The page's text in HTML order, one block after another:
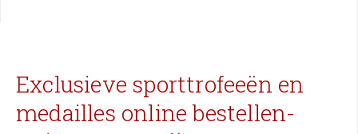
Exclusieve sporttrofeeën en
medailles online bestellen-